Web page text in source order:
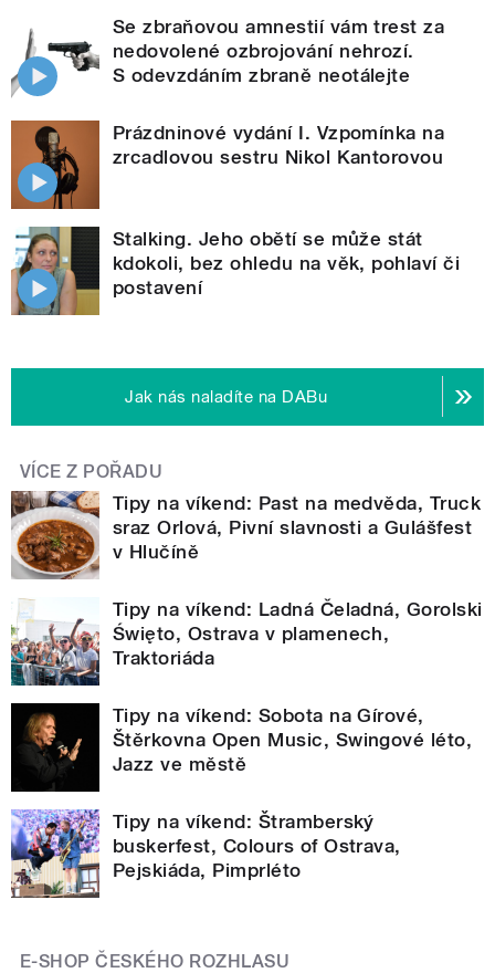
Se zbraňovou amnestií vám trest za
nedovolené ozbrojování nehrozí.
S odevzdáním zbraně neotálejte
Prázdninové vydání I. Vzpomínka na
zrcadlovou sestru Nikol Kantorovou
Stalking. Jeho obětí se může stát
kdokoli, bez ohledu na věk, pohlaví či
postavení
Jak nás naladíte na DABu
VÍCE Z POŘADU
Tipy na víkend: Past na medvěda, Truck
sraz Orlová, Pivní slavnosti a Gulášfest
v Hlučíně
Tipy na víkend: Ladná Čeladná, Gorolski
Święto, Ostrava v plamenech,
Traktoriáda
Tipy na víkend: Sobota na Gírové,
Štěrkovna Open Music, Swingové léto,
Jazz ve městě
Tipy na víkend: Štramberský
buskerfest, Colours of Ostrava,
Pejskiáda, Pimprléto
E-SHOP ČESKÉHO ROZHLASU